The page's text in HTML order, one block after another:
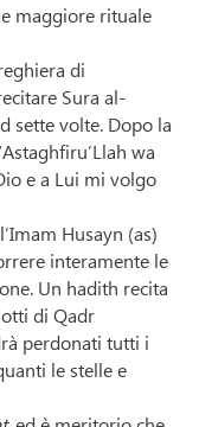
maggiore rituale
di
Sura al-
sette volte. Dopo la
wa
e a Lui mi volgo
Husayn (as)
interamente le
Un hadith recita
di Qadr
perdonati tutti i
le stelle e